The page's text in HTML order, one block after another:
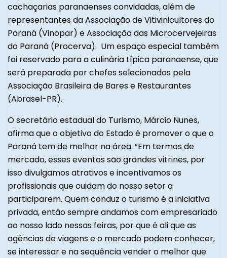
cachaçarias paranaenses convidadas, além de
representantes da Associação de Vitivinicultores do
Paraná (Vinopar) e Associação das Microcervejeiras
do Paraná (Procerva). Um espaço especial também
foi reservado para a culinária típica paranaense, que
será preparada por chefes selecionados pela
Associação Brasileira de Bares e Restaurantes
(Abrasel-PR).
O secretário estadual do Turismo, Márcio Nunes,
afirma que o objetivo do Estado é promover o que o
Paraná tem de melhor na área. “Em termos de
mercado, esses eventos são grandes vitrines, por
isso divulgamos atrativos e incentivamos os
profissionais que cuidam do nosso setor a
participarem. Quem conduz o turismo é a iniciativa
privada, então sempre andamos com empresariado
ao nosso lado nessas feiras, por que é ali que as
agências de viagens e o mercado podem conhecer,
se interessar e na sequência vender o melhor que